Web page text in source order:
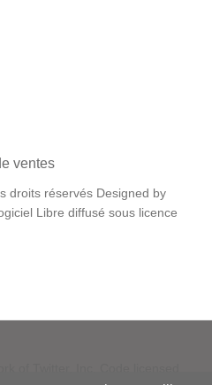
ventes
droits réservés Designed by
Libre diffusé sous licence